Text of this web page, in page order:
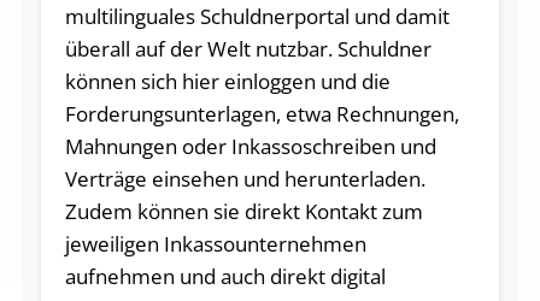
multilinguales Schuldnerportal und damit
überall auf der Welt nutzbar. Schuldner
können sich hier einloggen und die
Forderungsunterlagen, etwa Rechnungen,
Mahnungen oder Inkassoschreiben und
Verträge einsehen und herunterladen.
Zudem können sie direkt Kontakt zum
jeweiligen Inkassounternehmen
aufnehmen und auch direkt digital